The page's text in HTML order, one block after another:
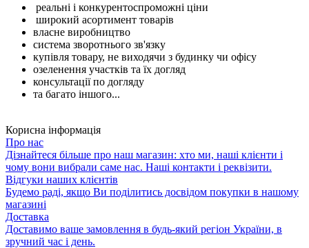
реальні і конкурентоспроможні ціни
широкий асортимент товарів
власне виробництво
система зворотнього зв'язку
купівля товару, не виходячи з будинку чи офісу
озеленення участків та їх догляд
консультації по догляду
та багато іншого...
Корисна інформація
Про нас
Дізнайтеся більше про наш магазин: хто ми, наші клієнти і
чому вони вибрали саме нас. Наші контакти і реквізити.
Відгуки наших клієнтів
Будемо раді, якщо Ви поділитись досвідом покупки в нашому
магазині
Доставка
Доставимо ваше замовлення в будь-який регіон України, в
зручний час і день.